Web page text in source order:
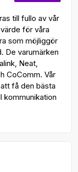
till fullo av vår
för våra
som möjliggör
De varumärken
Neat,
CoComm. Vår
få den bästa
kommunikation